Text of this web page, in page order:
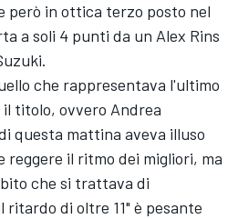
però in ottica terzo posto nel
a soli 4 punti da un Alex Rins
che rappresentava l'ultimo
titolo, ovvero Andrea
questa mattina aveva illuso
reggere il ritmo dei migliori, ma
che si trattava di
ritardo di oltre 11" è pesante